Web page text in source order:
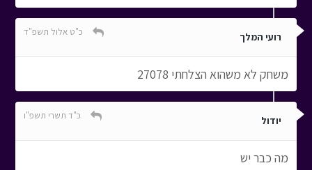
רועי המלך כ"ט אלול תשפ"ד
משחק לא משהוא הצלחתי 27078
יודול כ"ד תשרי תשפ"ו
מה כבר יש